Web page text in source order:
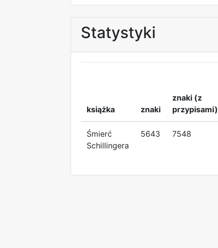
Statystyki
książka znaki
znaki (z
przypisami)
Śmierć
Schillingera
5643 7548